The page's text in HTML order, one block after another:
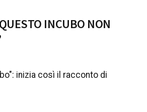
INCUBO NON
inizia così il racconto di